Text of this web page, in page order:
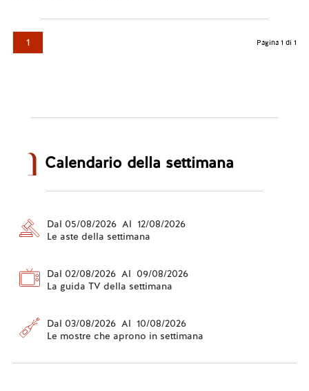
1 Pagina 1 di 1
Calendario della settimana
Dal 05/08/2026 Al 12/08/2026
Le aste della settimana
Dal 02/08/2026 Al 09/08/2026
La guida TV della settimana
Dal 03/08/2026 Al 10/08/2026
Le mostre che aprono in settimana